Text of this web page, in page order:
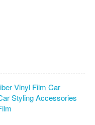
Vinyl Film Car
Styling Accessories